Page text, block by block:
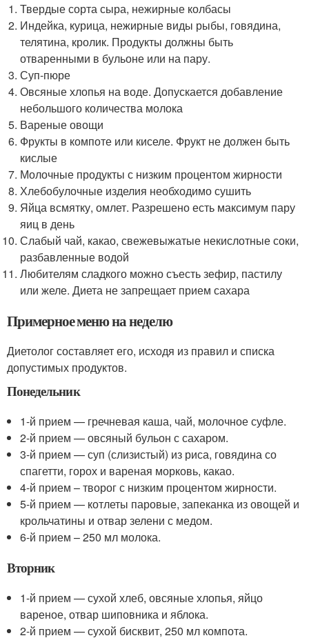
Твердые сорта сыра, нежирные колбасы
Индейка, курица, нежирные виды рыбы, говядина,
телятина, кролик. Продукты должны быть
отваренными в бульоне или на пару.
Суп-пюре
Овсяные хлопья на воде. Допускается добавление
небольшого количества молока
Вареные овощи
Фрукты в компоте или киселе. Фрукт не должен быть
кислые
Молочные продукты с низким процентом жирности
Хлебобулочные изделия необходимо сушить
Яйца всмятку, омлет. Разрешено есть максимум пару
яиц в день
Слабый чай, какао, свежевыжатые некислотные соки,
разбавленные водой
Любителям сладкого можно съесть зефир, пастилу
или желе. Диета не запрещает прием сахара
Примерное меню на неделю
Диетолог составляет его, исходя из правил и списка
допустимых продуктов.
Понедельник
1-й прием — гречневая каша, чай, молочное суфле.
2-й прием — овсяный бульон с сахаром.
3-й прием — суп (слизистый) из риса, говядина со
спагетти, горох и вареная морковь, какао.
4-й прием – творог с низким процентом жирности.
5-й прием — котлеты паровые, запеканка из овощей и
крольчатины и отвар зелени с медом.
6-й прием – 250 мл молока.
Вторник
1-й прием — сухой хлеб, овсяные хлопья, яйцо
вареное, отвар шиповника и яблока.
2-й прием — сухой бисквит, 250 мл компота.